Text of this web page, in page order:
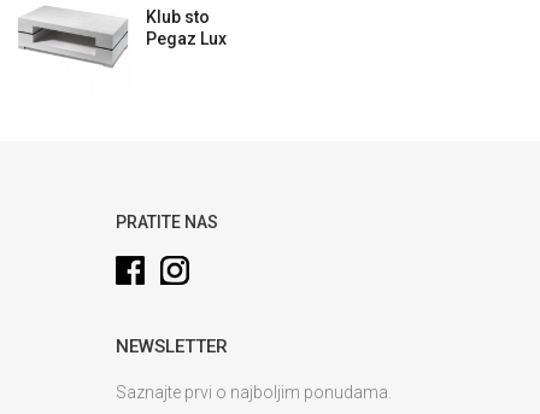
Klub sto
Pegaz Lux
PRATITE NAS
NEWSLETTER
Saznajte prvi o najboljim ponudama.